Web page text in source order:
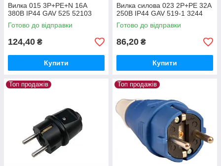
Вилка 015 3Р+РЕ+N 16А
380В IP44 GAV 525 52103
Готово до відправки
124,40 ₴
Купити
Вилка силова 023 2Р+РЕ 32А
250В IP44 GAV 519-1 3244
Готово до відправки
86,20 ₴
Купити
Топ продажів Топ продажів